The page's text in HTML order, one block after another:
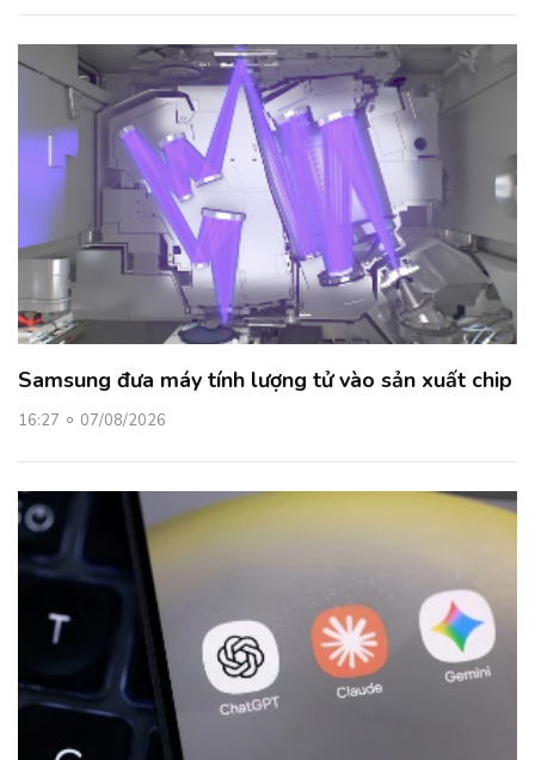
Samsung đưa máy tính lượng tử vào sản xuất chip
16:27 07/08/2026